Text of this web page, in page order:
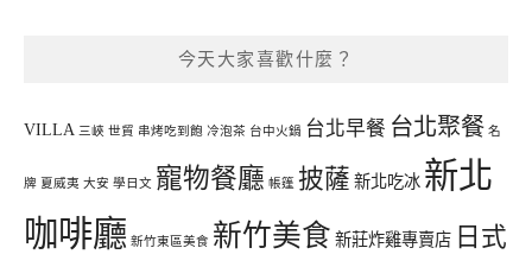
今天大家喜歡什麼？
VILLA 三峽 世貿 串烤吃到飽 冷泡茶 台中火鍋 台北早餐 台北聚餐 名
牌 夏威夷 大安 學日文 寵物餐廳 帳篷 披薩 新北吃冰 新北
咖啡廳 新竹東區美食 新竹美食 新莊炸雞專賣店 日式